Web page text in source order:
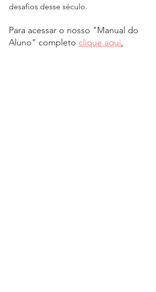
desafios desse século.
Para acessar o nosso "Manual do
Aluno" completo clique aqui.